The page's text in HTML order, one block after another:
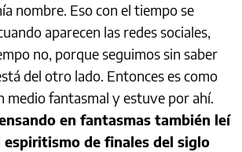
nombre. Eso con el tiempo se
aparecen las redes sociales,
no, porque seguimos sin saber
del otro lado. Entonces es como
medio fantasmal y estuve por ahí.
en fantasmas también leí
espiritismo de finales del siglo